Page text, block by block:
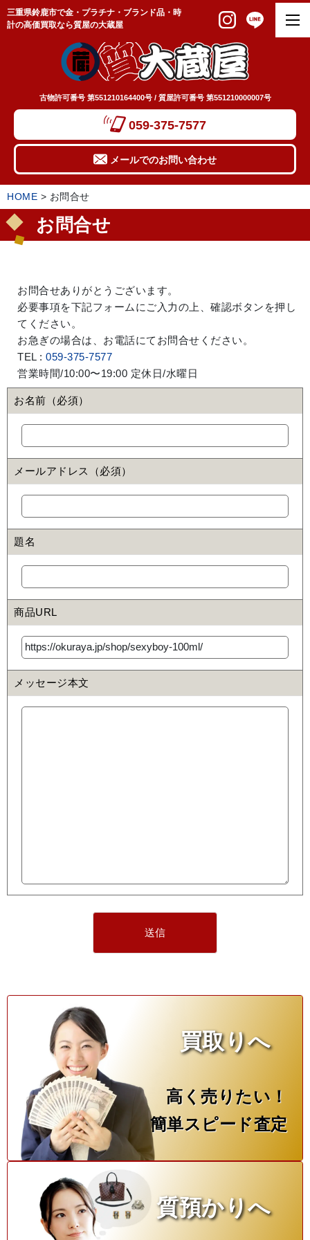
三重県鈴鹿市で金・プラチナ・ブランド品・時
計の高価買取なら質屋の大蔵屋
古物許可番号 第551210164400号 / 質屋許可番号 第551210000007号
059-375-7577
メールでのお問い合わせ
HOME > お問合せ
お問合せ
お問合せありがとうございます。
必要事項を下記フォームにご入力の上、確認ボタンを押し
てください。
お急ぎの場合は、お電話にてお問合せください。
TEL : 059-375-7577
営業時間/10:00〜19:00 定休日/水曜日
お名前（必須）
メールアドレス（必須）
題名
商品URL
メッセージ本文
買取りへ
高く売りたい！
簡単スピード査定
質預かりへ